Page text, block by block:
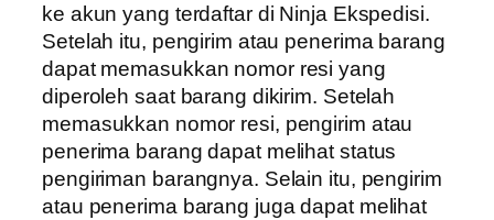
ke akun yang terdaftar di Ninja Ekspedisi.
Setelah itu, pengirim atau penerima barang
dapat memasukkan nomor resi yang
diperoleh saat barang dikirim. Setelah
memasukkan nomor resi, pengirim atau
penerima barang dapat melihat status
pengiriman barangnya. Selain itu, pengirim
atau penerima barang juga dapat melihat